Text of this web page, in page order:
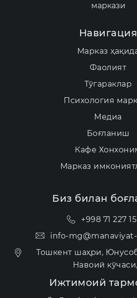
маркази
Навигация
Марказ
Фаолият
Тўгараклар
Психология
Медиа
Боғланиш
Кафе
Марказ
Биз билан
+998 71 227
info-
Тошкент шаҳри,
Навоий
Ижтимоий